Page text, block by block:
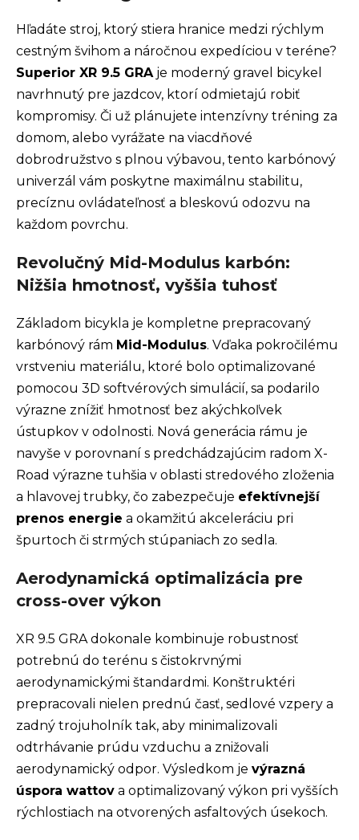
Hľadáte stroj, ktorý stiera hranice medzi rýchlym
cestným švihom a náročnou expedíciou v teréne?
Superior XR 9.5 GRAje moderný gravel bicykel
navrhnutý pre jazdcov, ktorí odmietajú robiť
kompromisy. Či už plánujete intenzívny tréning za
domom, alebo vyrážate na viacdňové
dobrodružstvo s plnou výbavou, tento karbónový
univerzál vám poskytne maximálnu stabilitu,
precíznu ovládateľnosť a bleskovú odozvu na
každom povrchu.
Revolučný Mid-Modulus karbón:
Nižšia hmotnosť, vyššia tuhosť
Základom bicykla je kompletne prepracovaný
karbónový rám Mid-Modulus. Vďaka pokročilému
vrstveniu materiálu, ktoré bolo optimalizované
pomocou 3D softvérových simulácií, sa podarilo
výrazne znížiť hmotnosť bez akýchkoľvek
ústupkov v odolnosti. Nová generácia rámu je
navyše v porovnaní s predchádzajúcim radom X-
Road výrazne tuhšia v oblasti stredového zloženia
a hlavovej trubky, čo zabezpečuje efektívnejší
prenos energie a okamžitú akceleráciu pri
špurtoch či strmých stúpaniach zo sedla.
Aerodynamická optimalizácia pre
cross-over výkon
XR 9.5 GRA dokonale kombinuje robustnosť
potrebnú do terénu s čistokrvnými
aerodynamickými štandardmi. Konštruktéri
prepracovali nielen prednú časť, sedlové vzpery a
zadný trojuholník tak, aby minimalizovali
odtrhávanie prúdu vzduchu a znižovali
aerodynamický odpor. Výsledkom je výrazná
úspora wattov a optimalizovaný výkon pri vyšších
rýchlostiach na otvorených asfaltových úsekoch.